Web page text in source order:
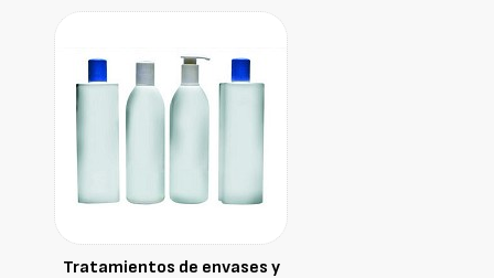
Tratamientos de envases y